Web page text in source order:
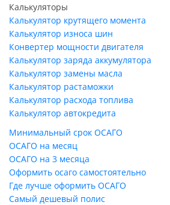
Калькуляторы
Калькулятор крутящего момента
Калькулятор износа шин
Конвертер мощности двигателя
Калькулятор заряда аккумулятора
Калькулятор замены масла
Калькулятор растаможки
Калькулятор расхода топлива
Калькулятор автокредита
Минимальный срок ОСАГО
ОСАГО на месяц
ОСАГО на 3 месяца
Оформить осаго самостоятельно
Где лучше оформить ОСАГО
Самый дешевый полис